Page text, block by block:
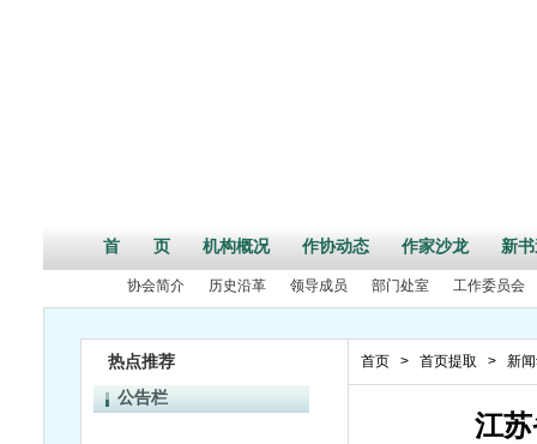
首 页 机构概况 作协动态 作家沙龙 新
协会简介 历史沿革 领导成员 部门处室 工作委员会
热点推荐
公告栏
首页 > 首页提取 > 新
江